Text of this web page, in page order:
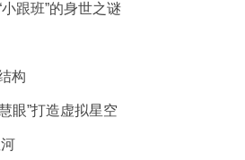
跟班”的身世之谜
构
眼”打造虚拟星空